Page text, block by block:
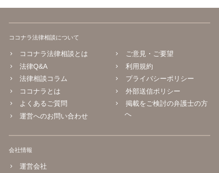
ココナラ法律相談について
ココナラ法律相談とは
法律Q&A
法律相談コラム
ココナラとは
よくあるご質問
運営へのお問い合わせ
ご意見・ご要望
利用規約
プライバシーポリシー
外部送信ポリシー
掲載をご検討の弁護士の方
へ
会社情報
運営会社